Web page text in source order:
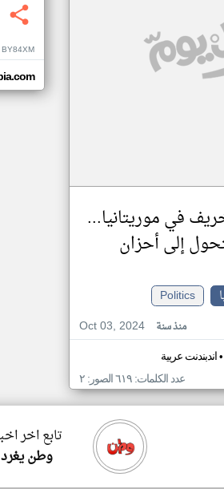
في موريتانيا...
إلى أحزان
Politics
Oct 03, 2024
منذ سنة
اندبندنت عربية•
عدد الكلمات: ٦١٩ الصور: ٢
BY84XM
تابع اخر
وطن